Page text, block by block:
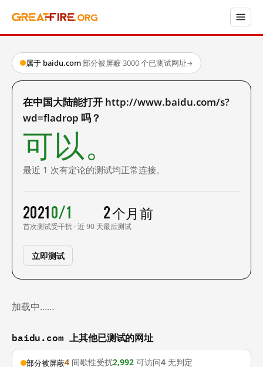
属于 baidu.com·部分被屏蔽·3000 个已测试网址→
在中国大陆能打开 http://www.baidu.com/s?
wd=fladrop 吗？
可以。
最近 1 次有定论的测试均正常连接。
2021
首次测试
0/1
受干扰 · 近 90 天
2 个月前
最后测试
立即测试
加载中……
baidu.com 上其他已测试的网址
部分被屏蔽4 间歇性受扰2,992 可访问4 无判定